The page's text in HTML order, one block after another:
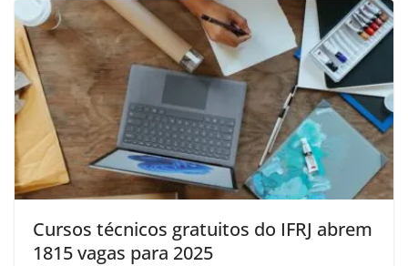
Cursos técnicos gratuitos do IFRJ abrem
1815 vagas para 2025